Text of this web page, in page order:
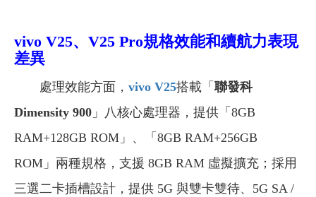
vivo V25、V25 Pro規格效能和續航力表現
差異
處理效能方面， vivo V25搭載「 聯發科
Dimensity 900 」八核心處理器，提供「8GB
RAM+128GB ROM」、「8GB RAM+256GB
ROM」兩種規格，支援 8GB RAM 虛擬擴充；採用
三選二卡插槽設計，提供 5G 與雙卡雙待、5G SA /